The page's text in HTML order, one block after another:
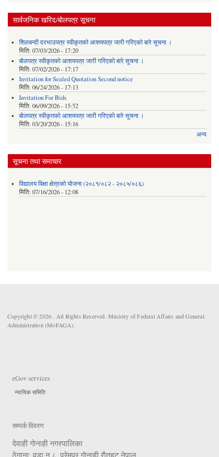
सार्वजनिक खरिद/बोलपत्र सूचना
शिलबन्दी दरभाउपत्र स्वीकृतको आशयपत्र जारी गरिएको बारे सूचना ।
मिति: 07/03/2026 - 17:20
बोलपत्र स्वीकृतको आशयपत्र जारी गरिएको बारे सूचना ।
मिति: 07/02/2026 - 17:17
Invitation for Sealed Quotation Second notice
मिति: 06/24/2026 - 17:13
Invitation For Bids
मिति: 06/09/2026 - 15:52
बोलपत्र स्वीकृतको आशयपत्र जारी गरिएको बारे सूचना ।
मिति: 03/20/2026 - 15:16
अन्य
सूचना तथा समाचार
विद्यालय विक्षा क्षेत्रको योजना (२०८१/०८२ - २०८५/०८६)
मिति: 07/16/2026 - 12:08
Copyright © 2026 . All Rights Reserved. Ministry of Federal Affairs and General
Administration (MoFAGA).
eGov services
न्यायिक समिति
सम्पर्क विवरण
देवाही गाेनाही नगरपालिका
ठेगाना: वडा न.८, प्रेमपुर गाेनाही,राैतहट,नेपाल